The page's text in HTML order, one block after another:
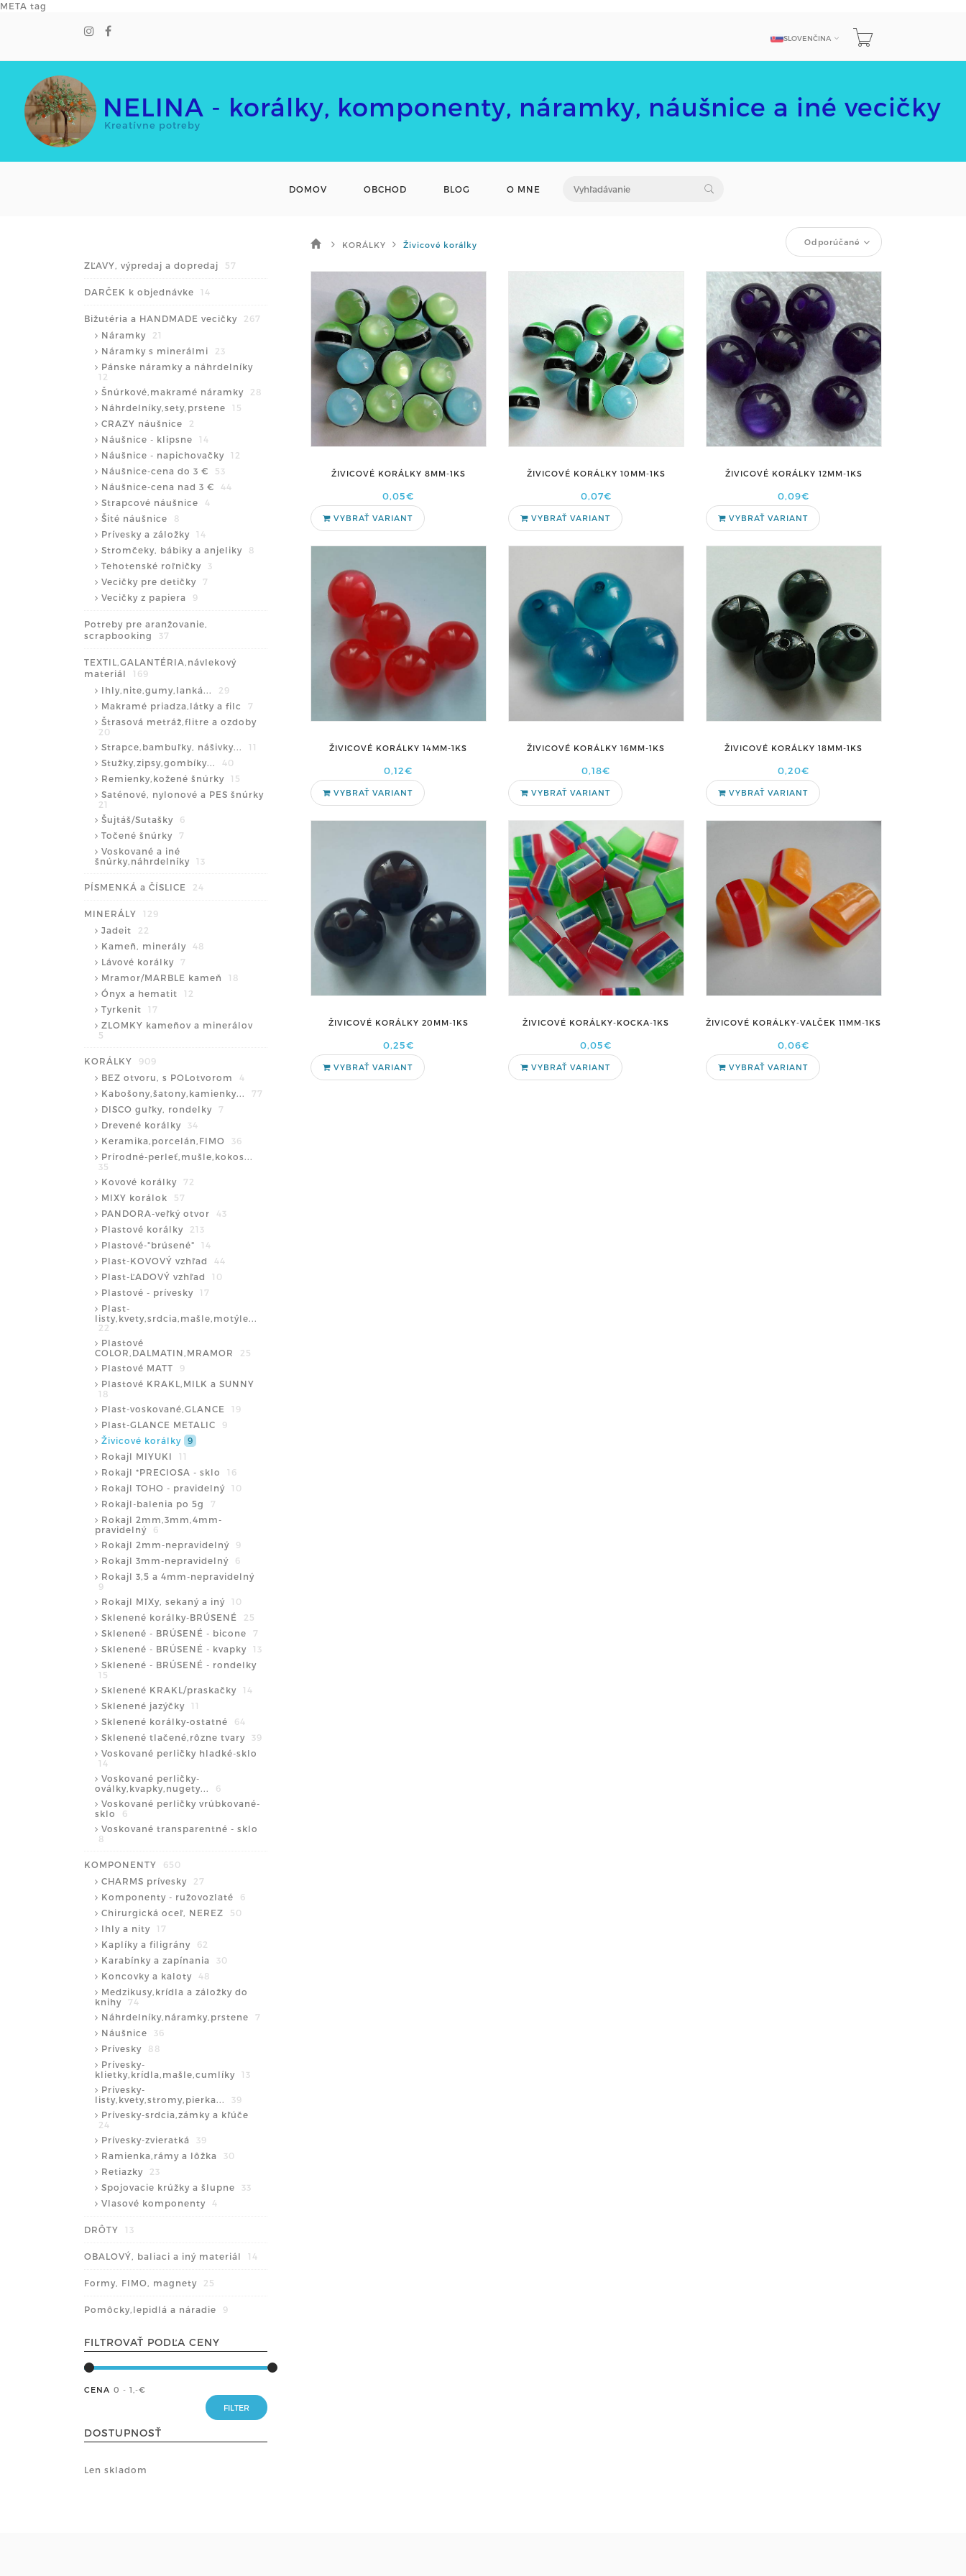
META tag
SLOVENČINA
JAZYK
NELINA - korálky, komponenty, náramky, náušnice a iné vecičky
Kreatívne potreby
DOMOV OBCHOD BLOG O MNE
ZĽAVY, výpredaj a dopredaj 57
DARČEK k objednávke 14
Bižutéria a HANDMADE vecičky
267
Náramky
21
Náramky s minerálmi
23
Pánske náramky a náhrdelníky
12
Šnúrkové,makramé náramky
28
Náhrdelníky,sety,prstene
15
CRAZY náušnice
2
Náušnice - klipsne
14
Náušnice - napichovačky
12
Náušnice-cena do 3 €
53
Náušnice-cena nad 3 €
44
Strapcové náušnice
4
Šité náušnice
8
Prívesky a záložky
14
Stromčeky, bábiky a anjeliky
8
Tehotenské roľničky
3
Vecičky pre detičky
7
Vecičky z papiera
9
Potreby pre aranžovanie,
scrapbooking
37
TEXTIL,GALANTÉRIA,návlekový
materiál
169
Ihly,nite,gumy,lanká...
29
Makramé priadza,látky a filc
7
Štrasová metráž,flitre a ozdoby
20
Strapce,bambuľky, nášivky...
11
Stužky,zipsy,gombíky...
40
Remienky,kožené šnúrky
15
Saténové, nylonové a PES šnúrky
21
Šujtáš/Sutašky
6
Točené šnúrky
7
Voskované a iné
šnúrky,náhrdelníky
13
PÍSMENKÁ a ČÍSLICE 24
MINERÁLY
129
Jadeit
22
Kameň, minerály
48
Lávové korálky
7
Mramor/MARBLE kameň
18
Ónyx a hematit
12
Tyrkenit
17
ZLOMKY kameňov a minerálov
5
KORÁLKY
909
BEZ otvoru, s POLotvorom
4
Kabošony,šatony,kamienky...
77
DISCO guľky, rondelky
7
Drevené korálky
34
Keramika,porcelán,FIMO
36
Prírodné-perleť,mušle,kokos...
35
Kovové korálky
72
MIXY korálok
57
PANDORA-veľký otvor
43
Plastové korálky
213
Plastové-"brúsené"
14
Plast-KOVOVÝ vzhľad
44
Plast-ĽADOVÝ vzhľad
10
Plastové - prívesky
17
Plast-
listy,kvety,srdcia,mašle,motýle...
22
Plastové
COLOR,DALMATIN,MRAMOR
25
Plastové MATT
9
Plastové KRAKL,MILK a SUNNY
18
Plast-voskované,GLANCE
19
Plast-GLANCE METALIC
9
Živicové korálky
9
Rokajl MIYUKI
11
Rokajl *PRECIOSA - sklo
16
Rokajl TOHO - pravidelný
10
Rokajl-balenia po 5g
7
Rokajl 2mm,3mm,4mm-
pravidelný
6
Rokajl 2mm-nepravidelný
9
Rokajl 3mm-nepravidelný
6
Rokajl 3,5 a 4mm-nepravidelný
9
Rokajl MIXy, sekaný a iný
10
Sklenené korálky-BRÚSENÉ
25
Sklenené - BRÚSENÉ - bicone
7
Sklenené - BRÚSENÉ - kvapky
13
Sklenené - BRÚSENÉ - rondelky
15
Sklenené KRAKL/praskačky
14
Sklenené jazýčky
11
Sklenené korálky-ostatné
64
Sklenené tlačené,rôzne tvary
39
Voskované perličky hladké-sklo
14
Voskované perličky-
oválky,kvapky,nugety...
6
Voskované perličky vrúbkované-
sklo
6
Voskované transparentné - sklo
8
KOMPONENTY
650
CHARMS prívesky
27
Komponenty - ružovozlaté
6
Chirurgická oceľ, NEREZ
50
Ihly a nity
17
Kaplíky a filigrány
62
Karabínky a zapínania
30
Koncovky a kaloty
48
Medzikusy,krídla a záložky do
knihy
74
Náhrdelníky,náramky,prstene
7
Náušnice
36
Prívesky
88
Prívesky-
klietky,krídla,mašle,cumlíky
13
Prívesky-
listy,kvety,stromy,pierka...
39
Prívesky-srdcia,zámky a kľúče
24
Prívesky-zvieratká
39
Ramienka,rámy a lôžka
30
Retiazky
23
Spojovacie krúžky a šlupne
33
Vlasové komponenty
4
DRÔTY 13
OBALOVÝ, baliaci a iný materiál 14
Formy, FIMO, magnety 25
Pomôcky,lepidlá a náradie 9
FILTROVAŤ PODĽA CENY
CENA 0 - 1 ,-€
DOSTUPNOSŤ
Len skladom
KORÁLKY Živicové korálky Odporúčané
ŽIVICOVÉ KORÁLKY 8MM-1KS
0,05€
VYBRAŤ VARIANT
ŽIVICOVÉ KORÁLKY 10MM-1KS
0,07€
VYBRAŤ VARIANT
ŽIVICOVÉ KORÁLKY 12MM-1KS
0,09€
VYBRAŤ VARIANT
ŽIVICOVÉ KORÁLKY 14MM-1KS
0,12€
VYBRAŤ VARIANT
ŽIVICOVÉ KORÁLKY 16MM-1KS
0,18€
VYBRAŤ VARIANT
ŽIVICOVÉ KORÁLKY 18MM-1KS
0,20€
VYBRAŤ VARIANT
ŽIVICOVÉ KORÁLKY 20MM-1KS
0,25€
VYBRAŤ VARIANT
ŽIVICOVÉ KORÁLKY-KOCKA-1KS
0,05€
VYBRAŤ VARIANT
ŽIVICOVÉ KORÁLKY-VALČEK 11MM-1KS
0,06€
VYBRAŤ VARIANT